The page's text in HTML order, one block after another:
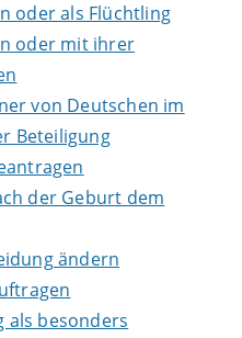
oder als Flüchtling
oder mit ihrer
von Deutschen im
Beteiligung
der Geburt dem
ändern
als besonders